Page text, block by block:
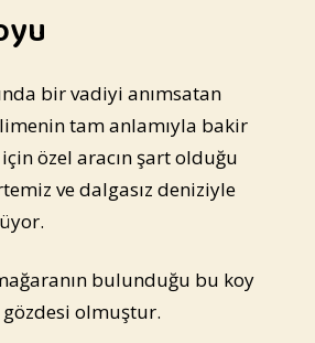
bir vadiyi anımsatan
tam anlamıyla bakir
özel aracın şart olduğu
ve dalgasız deniziyle
bulunduğu bu koy
gözdesi olmuştur.